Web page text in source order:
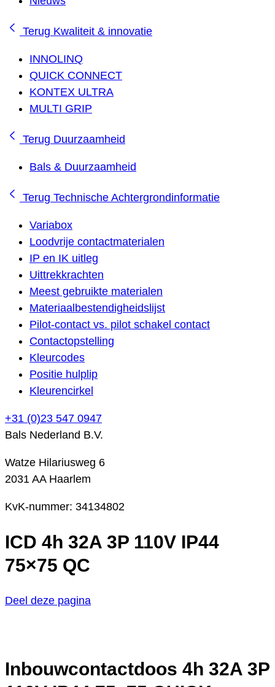
Terug Kwaliteit & innovatie
INNOLINQ
QUICK CONNECT
KONTEX ULTRA
MULTI GRIP
Terug Duurzaamheid
Bals & Duurzaamheid
Terug Technische Achtergrondinformatie
Variabox
Loodvrije contactmaterialen
IP en IK uitleg
Uittrekkrachten
Meest gebruikte materialen
Materiaalbestendigheidslijst
Pilot-contact vs. pilot schakel contact
Contactopstelling
Kleurcodes
Positie hulplip
Kleurencirkel
+31 (0)23 547 0947
Bals Nederland B.V.
Watze Hilariusweg 6
2031 AA Haarlem
KvK-nummer: 34134802
ICD 4h 32A 3P 110V IP44
75×75 QC
Deel deze pagina
Inbouwcontactdoos 4h 32A 3P